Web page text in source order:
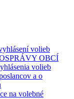
volieb
OBCÍ
volieb
a o
na volebné